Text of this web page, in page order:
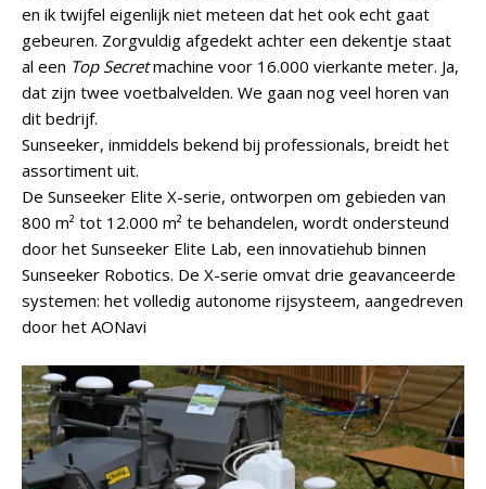
en ik twijfel eigenlijk niet meteen dat het ook echt gaat
gebeuren. Zorgvuldig afgedekt achter een dekentje staat
al een Top Secretmachine voor 16.000 vierkante meter. Ja,
dat zijn twee voetbalvelden. We gaan nog veel horen van
dit bedrijf.
Sunseeker, inmiddels bekend bij professionals, breidt het
assortiment uit.
De Sunseeker Elite X-serie, ontworpen om gebieden van
800 m² tot 12.000 m² te behandelen, wordt ondersteund
door het Sunseeker Elite Lab, een innovatiehub binnen
Sunseeker Robotics. De X-serie omvat drie geavanceerde
systemen: het volledig autonome rijsysteem, aangedreven
door het AONavi